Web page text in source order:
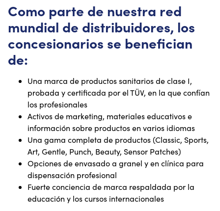
Como parte de nuestra red
mundial de distribuidores, los
concesionarios se benefician
de:
Una marca de productos sanitarios de clase I,
probada y certificada por el TÜV, en la que confían
los profesionales
Activos de marketing, materiales educativos e
información sobre productos en varios idiomas
Una gama completa de productos (Classic, Sports,
Art, Gentle, Punch, Beauty, Sensor Patches)
Opciones de envasado a granel y en clínica para
dispensación profesional
Fuerte conciencia de marca respaldada por la
educación y los cursos internacionales